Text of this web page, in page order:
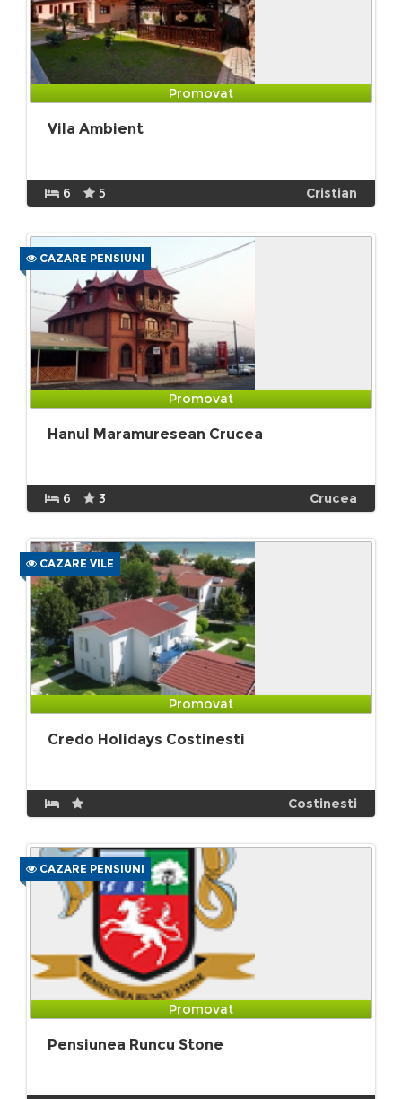
Promovat
Vila Ambient
6 5 Cristian
CAZARE PENSIUNI
Promovat
Hanul Maramuresean Crucea
6 3 Crucea
CAZARE VILE
Promovat
Credo Holidays Costinesti
Costinesti
CAZARE PENSIUNI
Promovat
Pensiunea Runcu Stone